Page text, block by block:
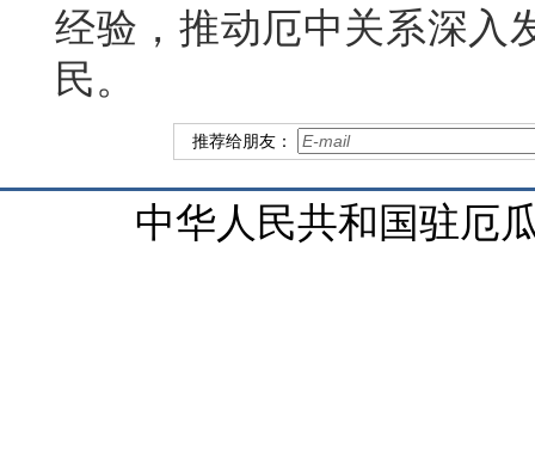
经验，推动厄中关系深入
民。
推荐给朋友：
中华人民共和国驻厄